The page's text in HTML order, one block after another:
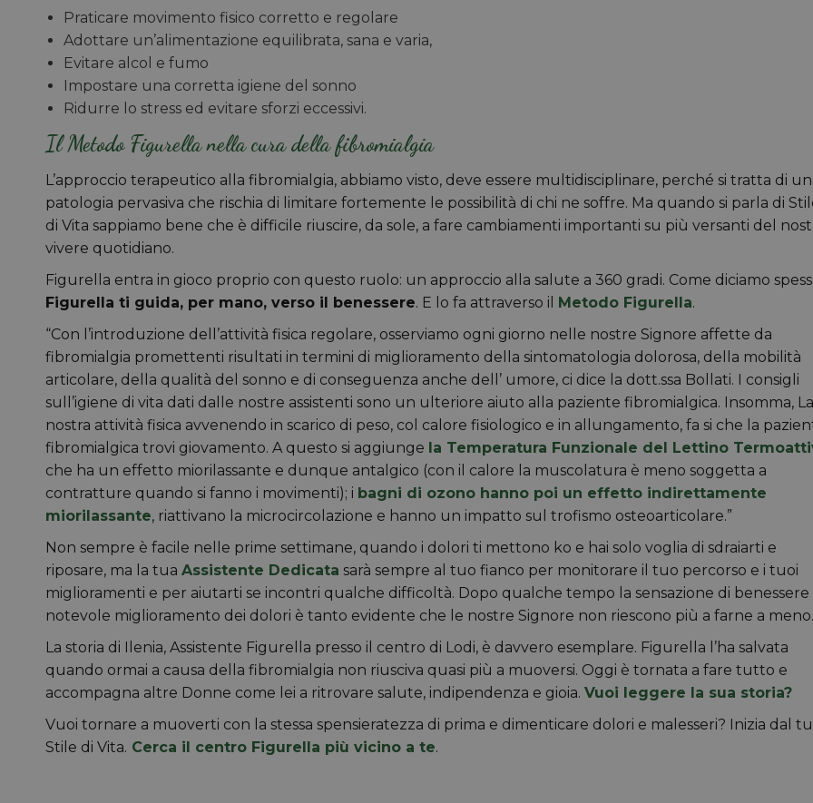
Praticare movimento fisico corretto e regolare
Adottare un’alimentazione equilibrata, sana e varia,
Evitare alcol e fumo
Impostare una corretta igiene del sonno
Ridurre lo stress ed evitare sforzi eccessivi.
Il Metodo Figurella nella cura della fibromialgia
L’approccio terapeutico alla fibromialgia, abbiamo visto, deve essere multidisciplinare, perché si tratta di
patologia pervasiva che rischia di limitare fortemente le possibilità di chi ne soffre. Ma quando si parla di
di Vita sappiamo bene che è difficile riuscire, da sole, a fare cambiamenti importanti su più versanti del
vivere quotidiano.
Figurella entra in gioco proprio con questo ruolo: un approccio alla salute a 360 gradi. Come diciamo
Figurella ti guida, per mano, verso il benessere. E lo fa attraverso il Metodo Figurella.
“Con l’introduzione dell’attività fisica regolare, osserviamo ogni giorno nelle nostre Signore affette da
fibromialgia promettenti risultati in termini di miglioramento della sintomatologia dolorosa, della mobilità
articolare, della qualità del sonno e di conseguenza anche dell’ umore, ci dice la dott.ssa Bollati. I consigli
sull’igiene di vita dati dalle nostre assistenti sono un ulteriore aiuto alla paziente fibromialgica. Insomma, La
nostra attività fisica avvenendo in scarico di peso, col calore fisiologico e in allungamento, fa si che la
fibromialgica trovi giovamento. A questo si aggiunge la Temperatura Funzionale del Lettino
che ha un effetto miorilassante e dunque antalgico (con il calore la muscolatura è meno soggetta a
contratture quando si fanno i movimenti); i bagni di ozono hanno poi un effetto indirettamente
miorilassante, riattivano la microcircolazione e hanno un impatto sul trofismo osteoarticolare.”
Non sempre è facile nelle prime settimane, quando i dolori ti mettono ko e hai solo voglia di sdraiarti e
riposare, ma la tua Assistente Dedicata sarà sempre al tuo fianco per monitorare il tuo percorso e i tuoi
miglioramenti e per aiutarti se incontri qualche difficoltà. Dopo qualche tempo la sensazione di benessere
notevole miglioramento dei dolori è tanto evidente che le nostre Signore non riescono più a farne a meno.
La storia di Ilenia, Assistente Figurella presso il centro di Lodi, è davvero esemplare. Figurella l’ha salvata
quando ormai a causa della fibromialgia non riusciva quasi più a muoversi. Oggi è tornata a fare tutto e
accompagna altre Donne come lei a ritrovare salute, indipendenza e gioia. Vuoi leggere la sua storia?
Vuoi tornare a muoverti con la stessa spensieratezza di prima e dimenticare dolori e malesseri? Inizia dal
Stile di Vita. Cerca il centro Figurella più vicino a te.